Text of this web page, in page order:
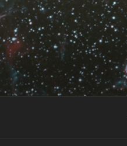
Aller
au
contenu
principal